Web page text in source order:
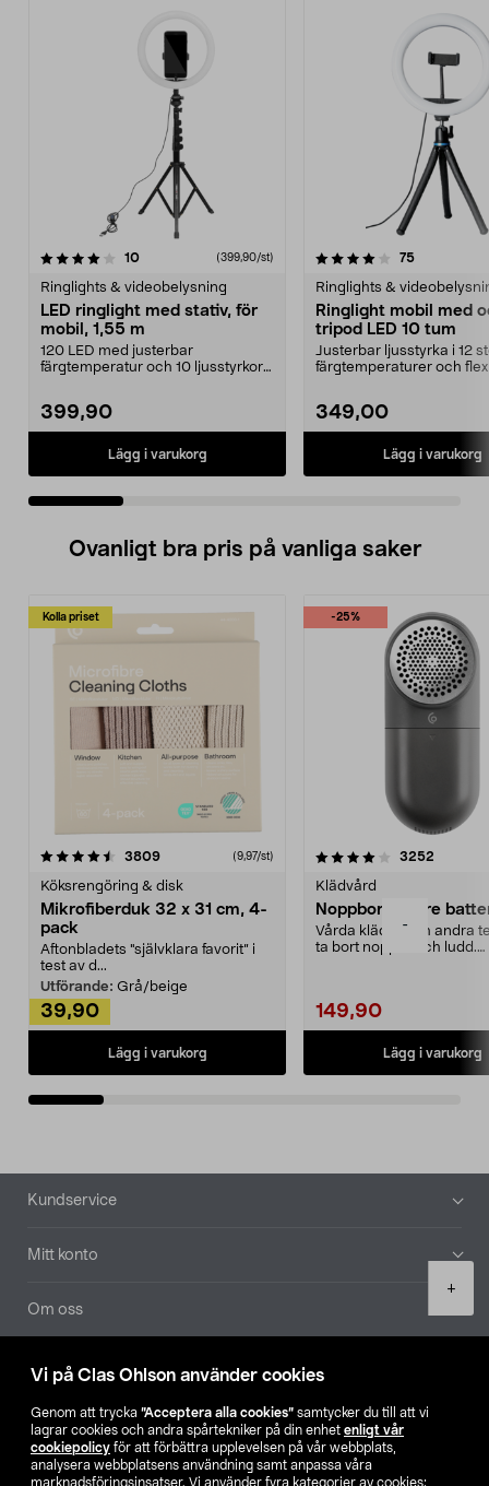
Vi på Clas Ohlson använder cookies
Genom att trycka ”Acceptera alla cookies” samtycker du till att vi
lagrar cookies och andra spårtekniker på din enhet enligt vår
cookiepolicy för att förbättra upplevelsen på vår webbplats,
analysera webbplatsens användning samt anpassa våra
marknadsföringsinsatser. Vi använder fyra kategorier av cookies:
-
+
10recensioner (399,90/st)
Ringlights & videobelysning
LED ringlight med stativ, för
mobil, 1,55 m
120 LED med justerbar
färgtemperatur och 10 ljusstyrkor
399,90
Lägg i varukorg
4.0 av 5 stjärnor 75recensioner
Ringlights &
Ringlight mobil med
tripod LED 10 tum
Justerbar ljusstyrka i 12
färgtemperaturer och
349,00
Lägg i varukorg
5.0 av 5 stjärnor
Ovanligt bra pris på vanliga saker
Kolla priset
3809recensioner (9,97/st)
Köksrengöring & disk
Mikrofiberduk 32 x 31 cm, 4-
pack
Aftonbladets "självklara favorit” i
test av d...
Utförande: Grå/beige
39,90
Lägg i varukorg
-25%
4.0av 5 stjärnor 3252
Klädvård
Noppborttagare
Vårda kläder och andra
ta bort noppor och ludd.
149,90
Lägg i varukorg
4.5av 5 stjärnor
Sidfot
Kundservice
Mitt konto
Om oss
Aktuellt
Våra bolag
Hitta butik